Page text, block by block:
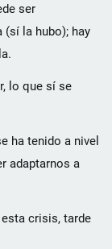
ser
(sí la hubo); hay
lo que sí se
ha tenido a nivel
adaptarnos a
esta crisis, tarde